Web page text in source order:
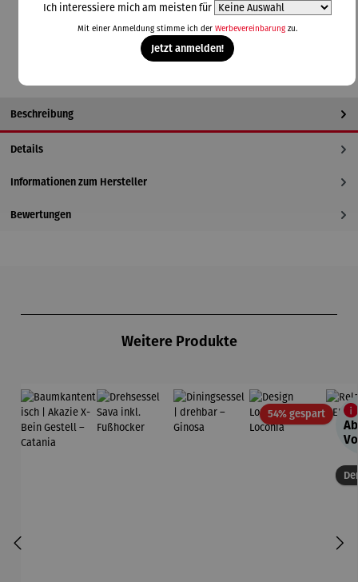
In den Warenkorb
Beschreibung
Details
Informationen zum Hersteller
Bewertungen
Weitere Produkte
54% gespartRabatt
Ich interessiere mich am meisten für
Mit einer Anmeldung stimme ich der Werbevereinbarungzu.
Jetzt anmelden!